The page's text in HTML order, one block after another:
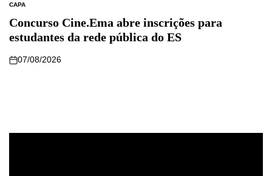
CAPA
Concurso Cine.Ema abre inscrições para
estudantes da rede pública do ES
07/08/2026